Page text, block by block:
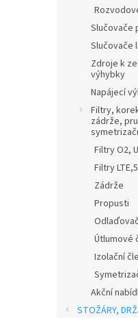
Slučovače
Slučovače
Zdroje k
výhybky
Napájecí
Filtry,
zádrže,
Filtry O2,
Filtry
Zádrže
Propusti
Útlumové
Izolační
Akční
STOŽÁRY,